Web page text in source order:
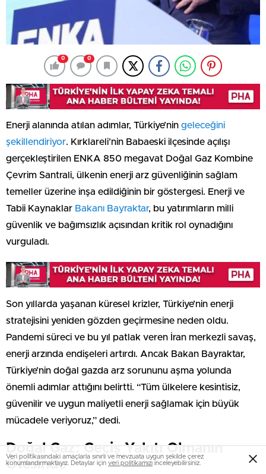
0 0
Enerji alanında atılan adımlar, Türkiye’nin geleceğini
şekillendiriyor. Kırklareli’nin Babaeski ilçesinde açılışı
gerçekleştirilen ENKA 850 megavat Doğal Gaz Kombine
Çevrim Santrali, ülkenin enerji arz güvenliğinin sağlam
temeller üzerine inşa edildiğinin bir göstergesi. Enerji ve
Tabii Kaynaklar Bakanı Bayraktar, bu yatırımların milli
güvenlik ve bağımsızlık açısından kritik rol oynadığını
vurguladı.
Son yıllarda yaşanan küresel krizler, Türkiye’nin enerji
stratejisini yeniden gözden geçirmesine neden oldu.
Pandemi süreci ve bu yıl patlak veren İran merkezli savaş,
enerji arzında endişeleri artırdı. Ancak Bakan Bayraktar,
Türkiye’nin doğal gazda arz sorununu aşma yolunda
önemli adımlar attığını belirtti. “Tüm ülkelere kesintisiz,
güvenilir ve uygun maliyetli enerji sağlamak için büyük
mücadele veriyoruz,” dedi.
Doğal Gaz: Geçiş Yakıtı Olmanın
Ötesinde
Veri politikasındaki amaçlarla sınırlı ve mevzuata uygun şekilde çerez
konumlandırmaktayız. Detaylar için veri politikamızı inceleyebilirsiniz.